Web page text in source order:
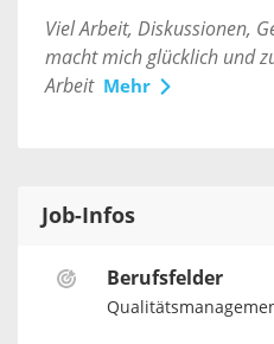
Viel Arbeit, Diskussionen,
macht mich glücklich und
Arbeit Mehr
Job-Infos
Berufsfelder